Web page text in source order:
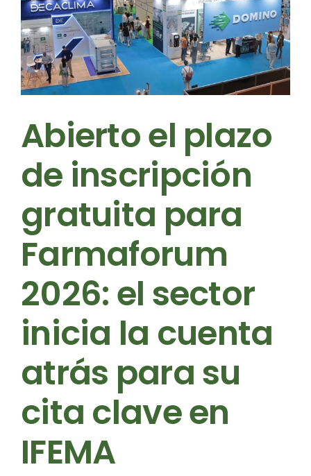
Abierto el plazo
de inscripción
gratuita para
Farmaforum
2026: el sector
inicia la cuenta
atrás para su
cita clave en
IFEMA